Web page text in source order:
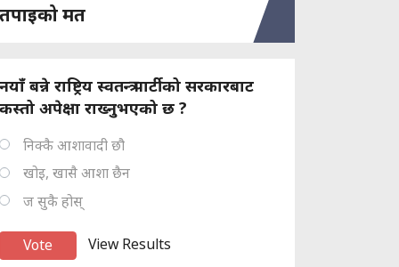
तपाइको मत
नयाँ बन्ने राष्ट्रिय स्वतन्त्र पार्टीको सरकारबाट
कस्तो अपेक्षा राख्नुभएको छ ?
निक्कै आशावादी छौ
खोइ, खासै आशा छैन
ज सुकै होस्
View Results